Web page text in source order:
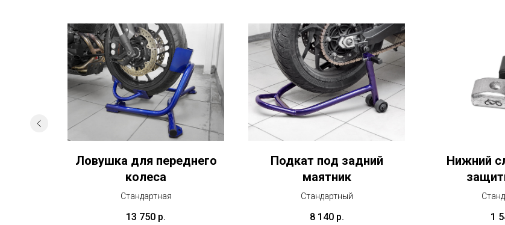
Ловушка для переднего
колеса
Стандартная
13 750 р.
Подкат под задний
маятник
Стандартный
8 140 р.
Нижний
1